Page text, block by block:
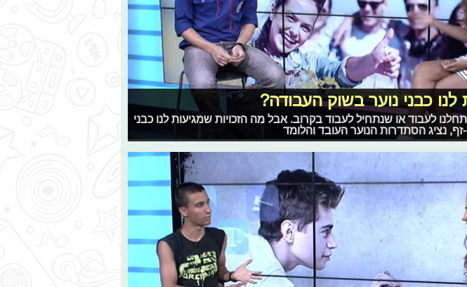
לנו כבני נוער בשוק העבודה?
לעבוד או שנתחיל לעבוד בקרוב. אבל מה הזכויות שמגיעות לנו כבני
זף, נציג הסתדרות הנוער העובד והלומד